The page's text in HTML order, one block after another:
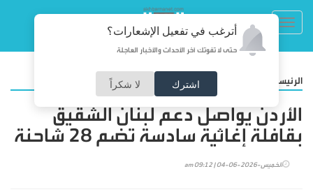
أترغب في تفعيل الإشعارات؟
حتى لا تفوتك آخر الأحداث والأخبار العاجلة
اشترك لا شكراً الرئيسية
الأردن يواصل دعم لبنان الشقيق
بقافلة إغاثية سادسة تضم 28 شاحنة
الخميس-2026-06-04 | 09:12 am